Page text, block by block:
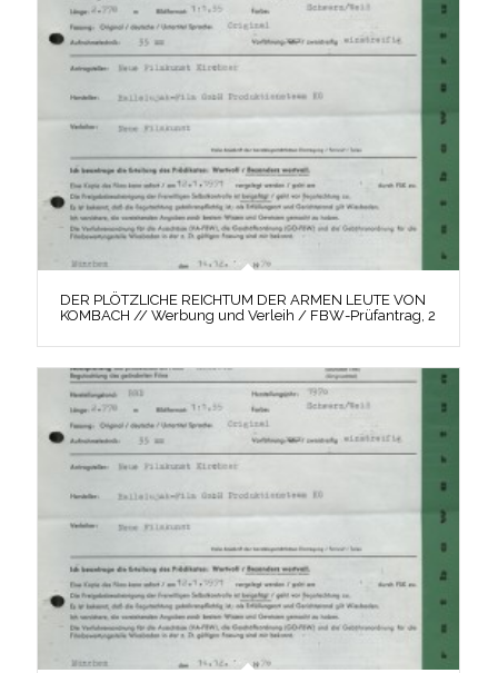
DER PLÖTZLICHE REICHTUM DER ARMEN LEUTE VON
KOMBACH // Werbung und Verleih / FBW-Prüfantrag, 2